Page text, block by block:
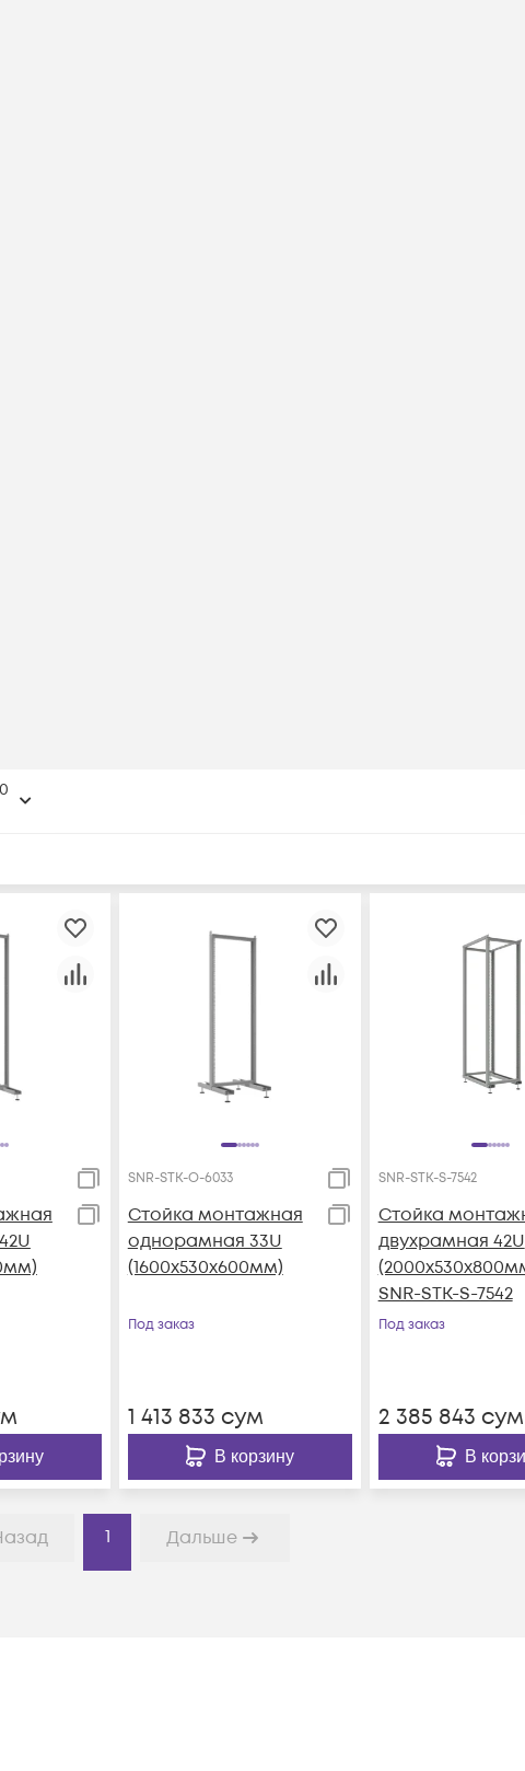
SNR-STK-O-6033
Стойка монтажная
однорамная 33U
(1600х530х600мм)
Под заказ
1 413 833 сум
В корзину
SNR-STK-S-7542
Стойка
двухрамная 42U
SNR-STK-S-7542
Под заказ
2 385 843 сум
В
1 Дальше